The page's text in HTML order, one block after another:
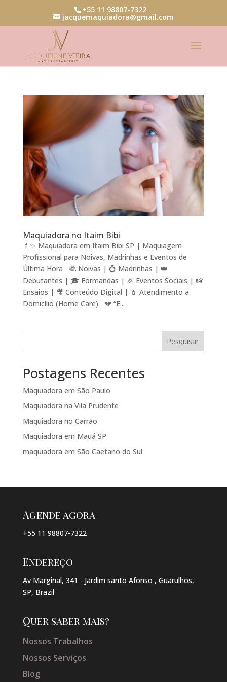
+55 11 98807-7322
jacquemaquiadora@gmail.com
Maquiadora no Itaim Bibi
💄✨ Maquiadora em Itaim Bibi SP | Maquiagem
Profissional para Noivas, Madrinhas e Eventos de
Última Hora 👰 Noivas | 💍 Madrinhas | 👑
Debutantes | 🎓 Formandas | 🎉 Eventos Sociais | 📸
Ensaios | 🎥 Conteúdo Digital | 💄 Atendimento a
Domicílio (Home Care) 💔 “E...
Pesquisar
Postagens Recentes
Maquiadora em São Paulo
Maquiadora na Vila Prudente
Maquiadora no Carrão
Maquiadora em Mauá SP
maquiadora em São Caetano do Sul
Agende agora
+55 11 98807-7322
Endereço
Av Marginal, 341 - Jardim santo Afonso , Guarulhos,
SP, Brazil
Quer saber mais?
Nossos Trabalhos
Nossos Serviços
Blog